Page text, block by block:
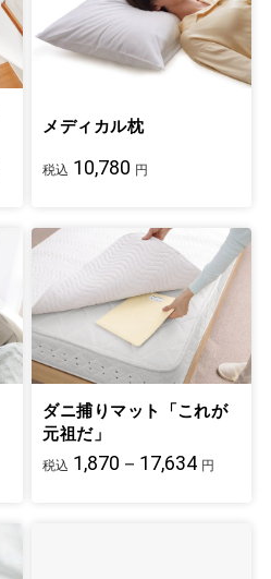
メディカル枕
税込 10,780 円
ダニ捕りマット「これが
元祖だ」
税込 1,870－17,634 円